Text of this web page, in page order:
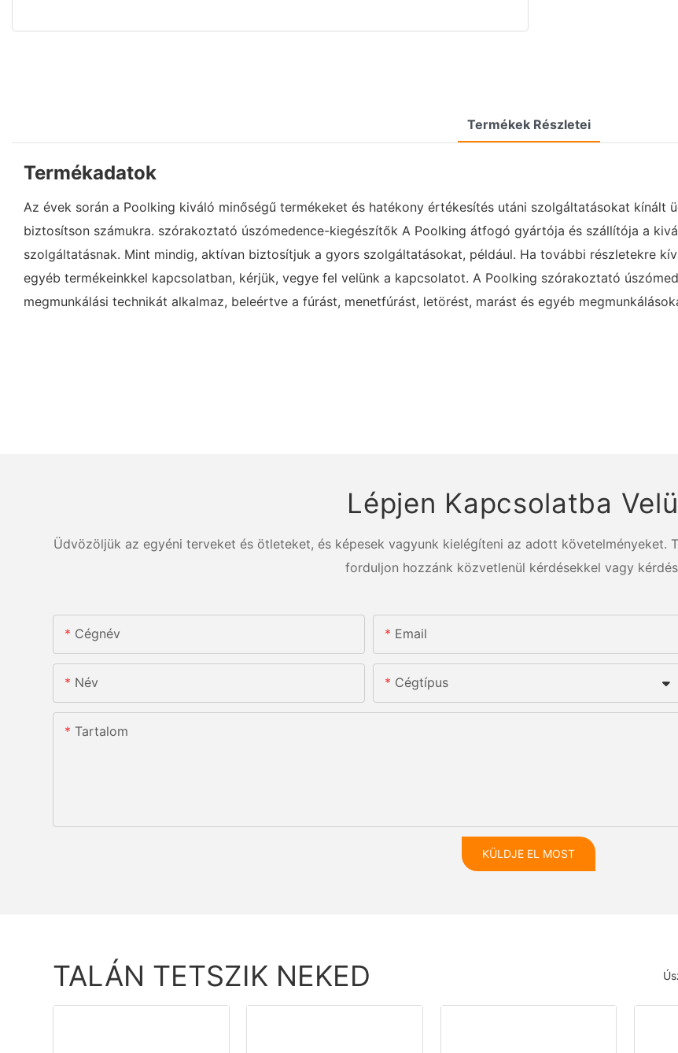
Termékek Részletei
Termékadatok
Az évek során a Poolking kiváló minőségű termékeket és hatékony értékesítés utáni szolgáltatásokat kínált
biztosítson számukra. szórakoztató úszómedence-kiegészítők A Poolking átfogó gyártója és szállítója a
szolgáltatásnak. Mint mindig, aktívan biztosítjuk a gyors szolgáltatásokat, például. Ha további részletekre
egyéb termékeinkkel kapcsolatban, kérjük, vegye fel velünk a kapcsolatot. A Poolking szórakoztató
megmunkálási technikát alkalmaz, beleértve a fúrást, menetfúrást, letörést, marást és egyéb
Lépjen Kapcsolatba
Üdvözöljük az egyéni terveket és ötleteket, és képesek vagyunk kielégíteni az adott követelményeket.
forduljon hozzánk közvetlenül kérdésekkel vagy
Cégnév Email
Név Cégtípus
Tartalom
KÜLDJE EL MOST
TALÁN TETSZIK NEKED